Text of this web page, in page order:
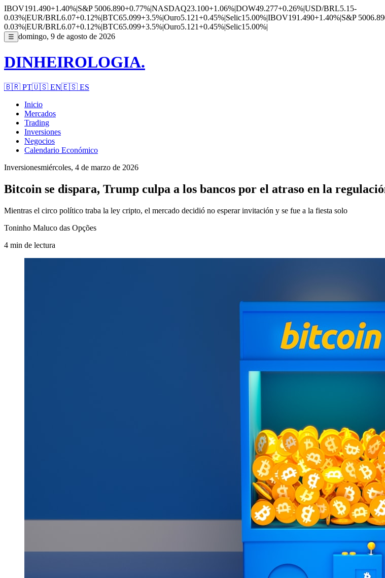
IBOV191.490+1.40%|S&P 5006.890+0.77%|NASDAQ23.100+1.06%|DOW49.277+0.26%|USD/BRL5.15-
0.03%|EUR/BRL6.07+0.12%|BTC65.099+3.5%|Ouro5.121+0.45%|Selic15.00%|IBOV191.490+1.40%|S&P 500
0.03%|EUR/BRL6.07+0.12%|BTC65.099+3.5%|Ouro5.121+0.45%|Selic15.00%|
☰ domingo, 9 de agosto de 2026
DINHEIROLOGIA.
🇧🇷 PT🇺🇸 EN🇪🇸 ES
Inicio
Mercados
Trading
Inversiones
Negocios
Calendario Económico
Inversionesmiércoles, 4 de marzo de 2026
Bitcoin se dispara, Trump culpa a los bancos por el atraso en la
Mientras el circo político traba la ley cripto, el mercado decidió no esperar invitación y se fue a la fiesta solo
Toninho Maluco das Opções
4 min de lectura